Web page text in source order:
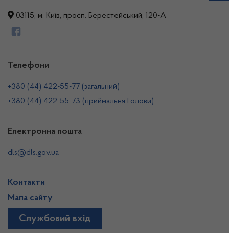
03115, м. Київ, просп. Берестейський, 120-А
Телефони
+380 (44) 422-55-77 (загальний)
+380 (44) 422-55-73 (приймальня Голови)
Електронна пошта
dls@dls.gov.ua
Контакти
Мапа сайту
Службовий вхід